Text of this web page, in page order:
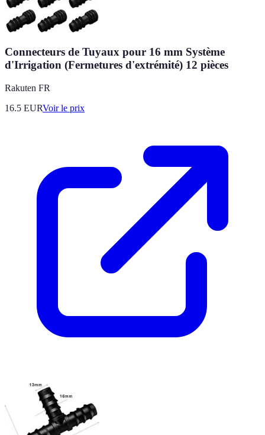
Connecteurs de Tuyaux pour 16 mm Système
d'Irrigation (Fermetures d'extrémité) 12 pièces
Rakuten FR
16.5 EURVoir le prix